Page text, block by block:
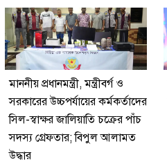
মাননীয় প্রধানমন্ত্রী, মন্ত্রীবর্গ ও
সরকারের উচ্চপর্যায়ের কর্মকর্তাদের
সিল-স্বাক্ষর জালিয়াতি চক্রের পাঁচ
সদস্য গ্রেফতার; বিপুল আলামত
উদ্ধার